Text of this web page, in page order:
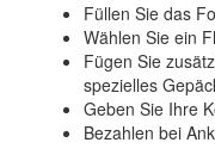
Füllen Sie das
Wählen Sie ein
Fügen Sie
spezielles
Geben Sie Ihre
Bezahlen bei